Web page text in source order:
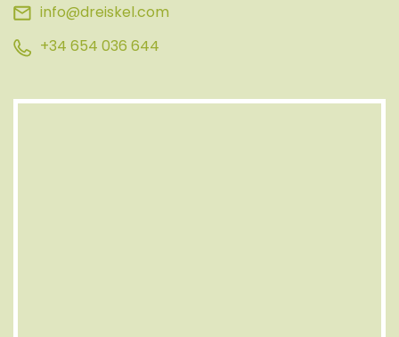
info@dreiskel.com
+34 654 036 644